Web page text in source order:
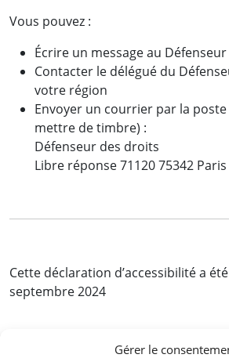
Gérer le
Vous pouvez :
Écrire un message au
Contacter le délégué du
votre région
Envoyer un courrier par la
mettre de timbre) :
Défenseur des droits
Libre réponse 71120 75342 Paris
Cette déclaration d’accessibilité a
septembre 2024